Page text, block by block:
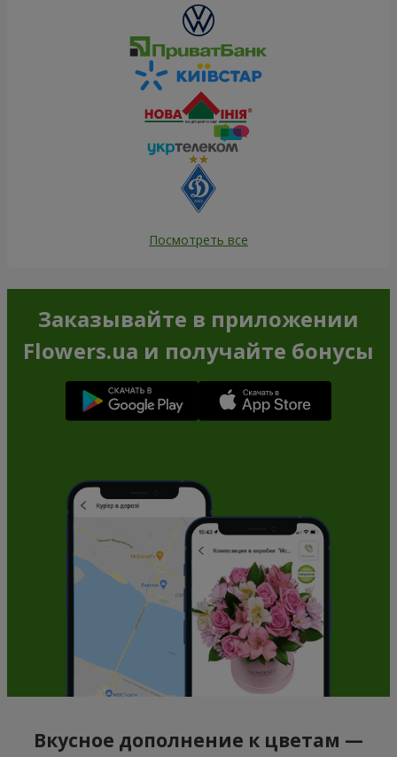
Посмотреть все
Заказывайте в приложении
Flowers.ua и получайте бонусы
Вкусное дополнение к цветам —